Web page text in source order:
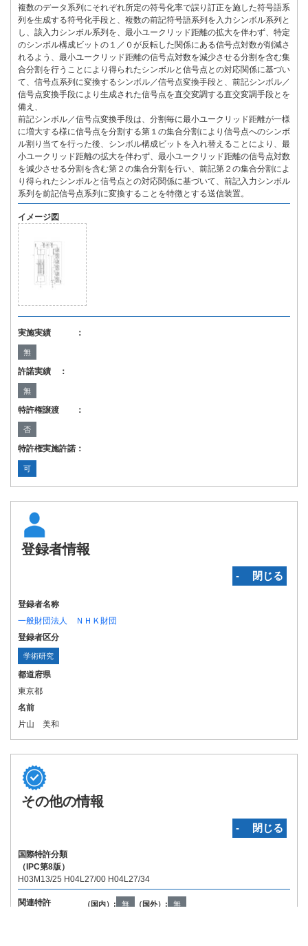
複数のデータ系列にそれぞれ所定の符号化率で誤り訂正を施した符号語系
列を生成する符号化手段と、複数の前記符号語系列を入力シンボル系列と
し、該入力シンボル系列を、最小ユークリッド距離の拡大を伴わず、特定
のシンボル構成ビットの１／０が反転した関係にある信号点対数が削減さ
れるよう、最小ユークリッド距離の信号点対数を減少させる分割を含む集
合分割を行うことにより得られたシンボルと信号点との対応関係に基づい
て、信号点系列に変換するシンボル／信号点変換手段と、前記シンボル／
信号点変換手段により生成された信号点を直交変調する直交変調手段とを
備え、
前記シンボル／信号点変換手段は、分割毎に最小ユークリッド距離が一様
に増大する様に信号点を分割する第１の集合分割により信号点へのシンボ
ル割り当てを行った後、シンボル構成ビットを入れ替えることにより、最
小ユークリッド距離の拡大を伴わず、最小ユークリッド距離の信号点対数
を減少させる分割を含む第２の集合分割を行い、前記第２の集合分割によ
り得られたシンボルと信号点との対応関係に基づいて、前記入力シンボル
系列を前記信号点系列に変換することを特徴とする送信装置。
イメージ図
実施実績 ：
無
許諾実績 ：
無
特許権譲渡 ：
否
特許権実施許諾：
可
登録者情報
‐ 閉じる
登録者名称
一般財団法人 ＮＨＫ財団
登録者区分
学術研究
都道府県
東京都
名前
片山 美和
その他の情報
‐ 閉じる
国際特許分類
（IPC第8版）
H03M13/25 H04L27/00 H04L27/34
関連特許 （国内）: 無 （国外）: 無